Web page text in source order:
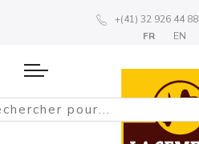
+(41) 32 926 44 88
FR
EN